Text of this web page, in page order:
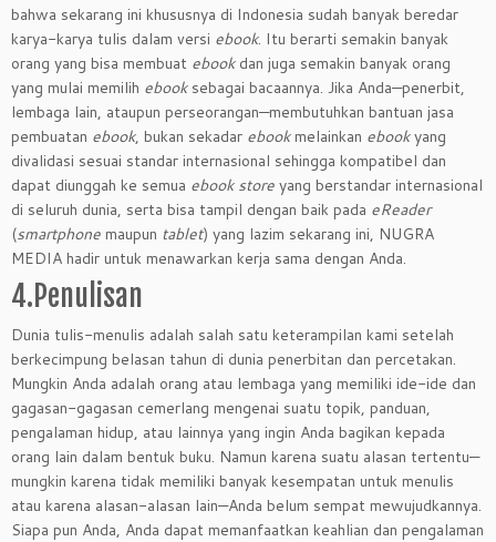
bahwa sekarang ini khususnya di Indonesia sudah banyak beredar
karya-karya tulis dalam versi ebook. Itu berarti semakin banyak
orang yang bisa membuat ebookdan juga semakin banyak orang
yang mulai memilih ebooksebagai bacaannya. Jika Anda—penerbit,
lembaga lain, ataupun perseorangan—membutuhkan bantuan jasa
pembuatan ebook, bukan sekadar ebookmelainkan ebookyang
divalidasi sesuai standar internasional sehingga kompatibel dan
dapat diunggah ke semua ebook store yang berstandar internasional
di seluruh dunia, serta bisa tampil dengan baik pada eReader
(smartphone maupun tablet) yang lazim sekarang ini, NUGRA
MEDIA hadir untuk menawarkan kerja sama dengan Anda.
4.Penulisan
Dunia tulis-menulis adalah salah satu keterampilan kami setelah
berkecimpung belasan tahun di dunia penerbitan dan percetakan.
Mungkin Anda adalah orang atau lembaga yang memiliki ide-ide dan
gagasan-gagasan cemerlang mengenai suatu topik, panduan,
pengalaman hidup, atau lainnya yang ingin Anda bagikan kepada
orang lain dalam bentuk buku. Namun karena suatu alasan tertentu—
mungkin karena tidak memiliki banyak kesempatan untuk menulis
atau karena alasan-alasan lain—Anda belum sempat mewujudkannya.
Siapa pun Anda, Anda dapat memanfaatkan keahlian dan pengalaman